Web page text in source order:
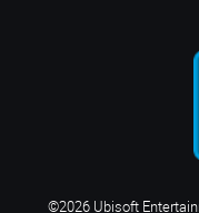
©2026 Ubisoft